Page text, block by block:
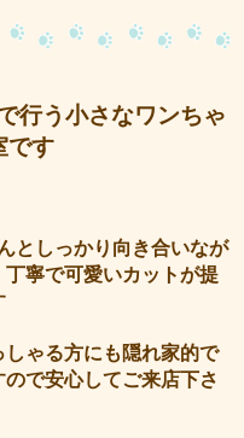
行う小さなワンちゃ
です
としっかり向き合いなが
寧で可愛いカットが提
ゃる方にも隠れ家的で
で安心してご来店下さ